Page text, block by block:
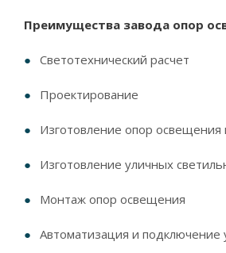
Преимущества завода опор
Светотехнический расчет
Проектирование
Изготовление опор
Изготовление уличных
Монтаж опор освещения
Автоматизация и подключение